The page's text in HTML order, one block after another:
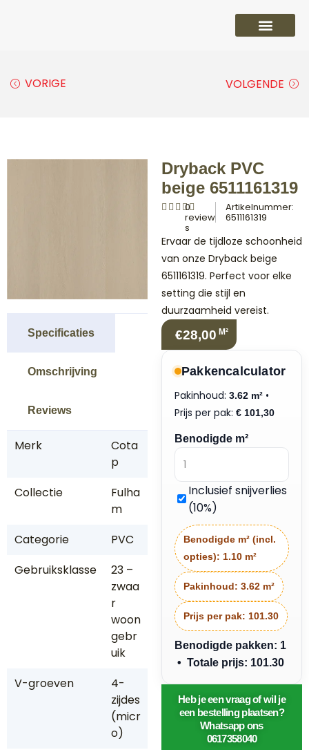
VORIGE VOLGENDE
Specificaties
Omschrijving
Reviews
Merk
Cota
p
Collectie
Fulha
m
Categorie
PVC
Gebruiksklasse
23 –
zwaa
r
woon
gebr
uik
V-groeven
4-
zijdes
(micr
o)
Dryback PVC
beige 6511161319
0
review
s
Artikelnummer:
6511161319
Ervaar de tijdloze schoonheid
van onze Dryback beige
6511161319. Perfect voor elke
setting die stijl en
duurzaamheid vereist.
€28,00 M²
Pakkencalculator
Pakinhoud: 3.62 m² •
Prijs per pak: € 101,30
Benodigde m²
Inclusief snijverlies
(10%)
Benodigde m² (incl.
opties): 1.10 m²
Pakinhoud: 3.62 m²
Prijs per pak: 101.30
Benodigde pakken: 1
• Totale prijs: 101.30
Heb je een vraag of wil je
een bestelling plaatsen?
Whatsapp ons
0617358040